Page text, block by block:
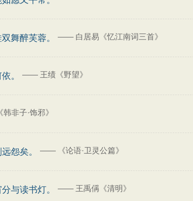
舞醉芙蓉。 —— 白居易《忆江南词三首》
。 —— 王绩《野望》
《韩非子·饰邪》
怨矣。 —— 《论语·卫灵公篇》
与读书灯。 —— 王禹偁《清明》